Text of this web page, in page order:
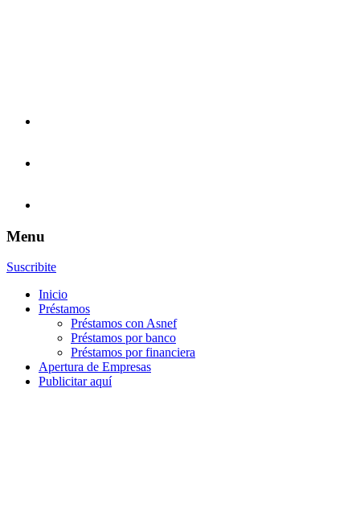
Menu
Suscribite
Inicio
Préstamos
Préstamos con Asnef
Préstamos por banco
Préstamos por financiera
Apertura de Empresas
Publicitar aquí